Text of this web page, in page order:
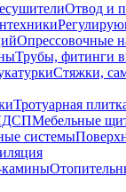
Отвод и
Опрессовочные
Трубы, фитинги
Стяжки,
Тротуарная
Мебельные
системы